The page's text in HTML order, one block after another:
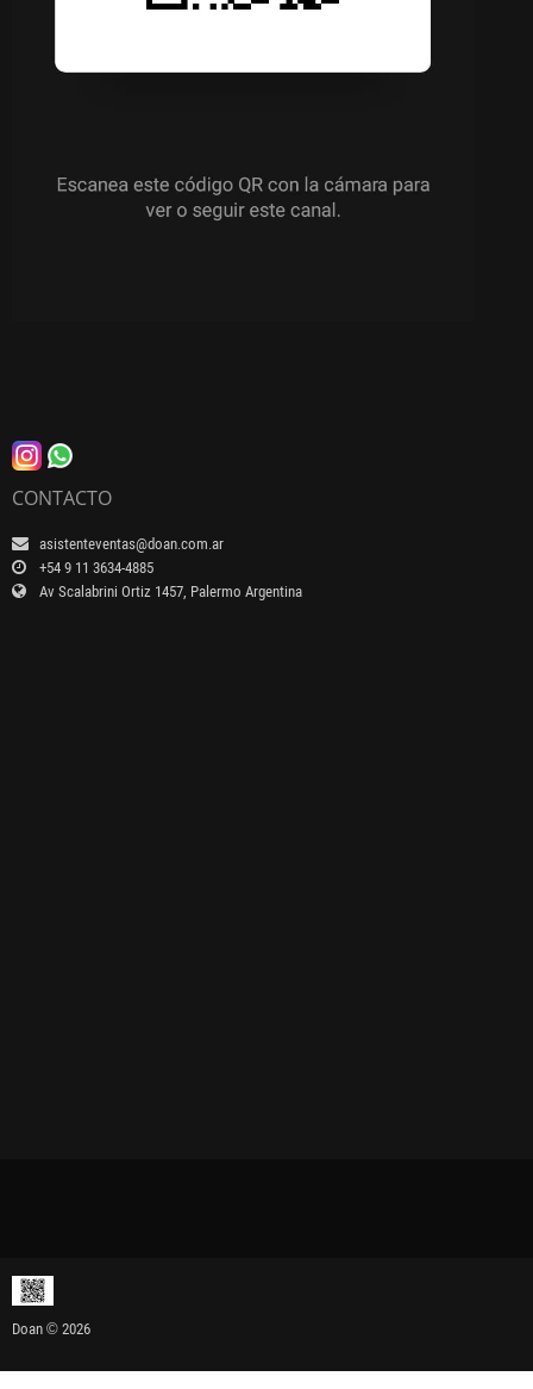
CONTACTO
asistenteventas@doan.com.ar
+54 9 11 3634-4885
Av Scalabrini Ortiz 1457, Palermo Argentina
Doan © 2026